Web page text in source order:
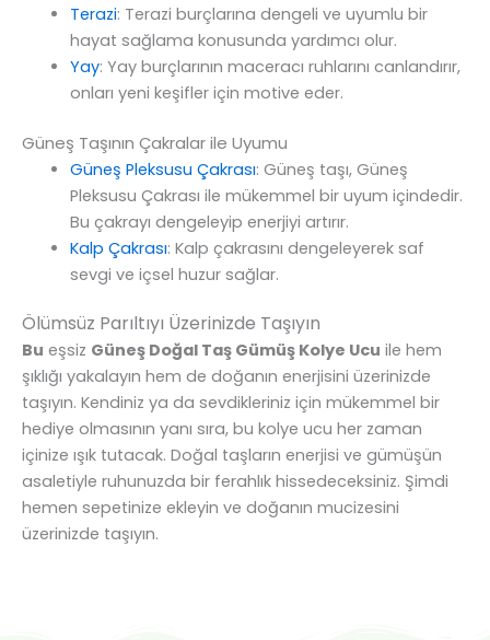
Terazi: Terazi burçlarına dengeli ve uyumlu bir
hayat sağlama konusunda yardımcı olur.
Yay: Yay burçlarının maceracı ruhlarını canlandırır,
onları yeni keşifler için motive eder.
Güneş Taşının Çakralar ile Uyumu
Güneş Pleksusu Çakrası: Güneş taşı, Güneş
Pleksusu Çakrası ile mükemmel bir uyum içindedir.
Bu çakrayı dengeleyip enerjiyi artırır.
Kalp Çakrası: Kalp çakrasını dengeleyerek saf
sevgi ve içsel huzur sağlar.
Ölümsüz Parıltıyı Üzerinizde Taşıyın
Bu eşsiz Güneş Doğal Taş Gümüş Kolye Ucu ile hem
şıklığı yakalayın hem de doğanın enerjisini üzerinizde
taşıyın. Kendiniz ya da sevdikleriniz için mükemmel bir
hediye olmasının yanı sıra, bu kolye ucu her zaman
içinize ışık tutacak. Doğal taşların enerjisi ve gümüşün
asaletiyle ruhunuzda bir ferahlık hissedeceksiniz. Şimdi
hemen sepetinize ekleyin ve doğanın mucizesini
üzerinizde taşıyın.